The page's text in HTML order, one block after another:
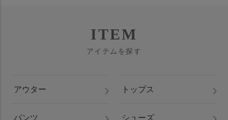
ITEM
アイテムを探す
アウター トップス
パンツ シューズ